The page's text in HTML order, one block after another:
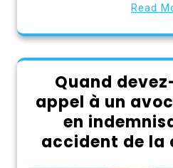
Read
Quand
appel à un
en
accident de la